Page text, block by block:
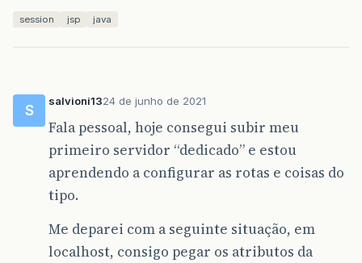
session jsp java
S
salvioni1324 de junho de 2021
Fala pessoal, hoje consegui subir meu
primeiro servidor “dedicado” e estou
aprendendo a configurar as rotas e coisas do
tipo.
Me deparei com a seguinte situação, em
localhost, consigo pegar os atributos da